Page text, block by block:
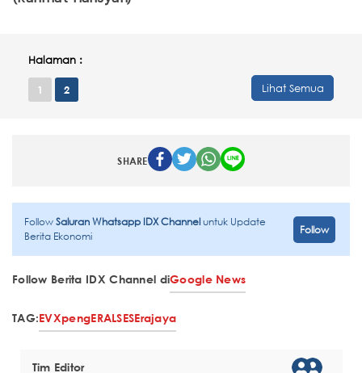
Halaman :
1 2 Lihat Semua
SHARE
FollowSaluran Whatsapp IDX Channeluntuk Update
Berita Ekonomi
Follow
Follow Berita IDX Channel diGoogle News
TAG:EVXpengERALSESErajaya
Tim Editor